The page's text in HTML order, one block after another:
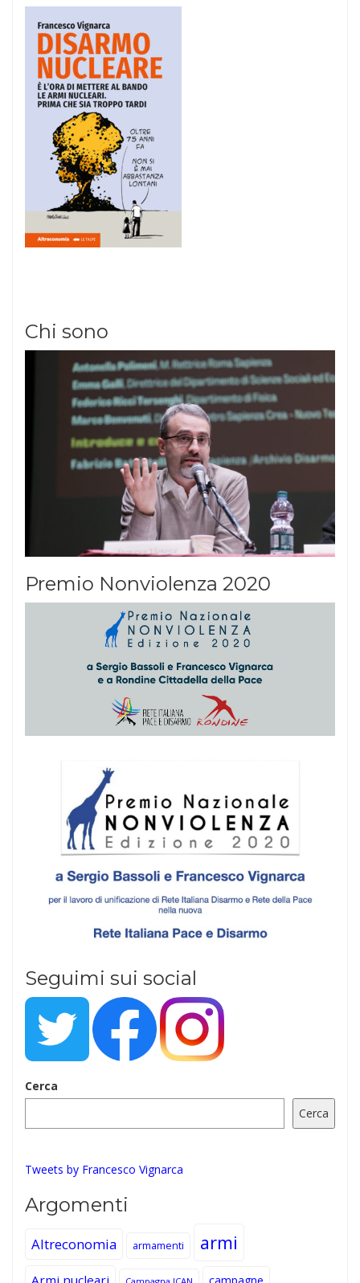
Chi sono
Premio Nonviolenza 2020
Seguimi sui social
Cerca
Cerca
Tweets by Francesco Vignarca
Argomenti
Altreconomia armamenti armi
Armi nucleari campagne